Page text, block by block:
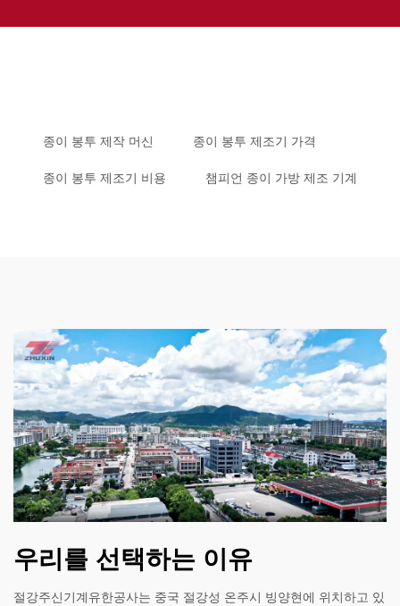
종이 봉투 제작 머신 종이 봉투 제조기 가격
종이 봉투 제조기 비용 챔피언 종이 가방 제조 기계
우리를 선택하는 이유
절강주신기계유한공사는 중국 절강성 온주시 빙양현에 위치하고 있